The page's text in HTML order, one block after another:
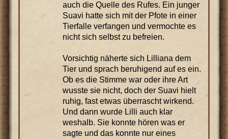
auch die Quelle des Rufes. Ein junger
Suavi hatte sich mit der Pfote in einer
Tierfalle verfangen und vermochte es
nicht sich selbst zu befreien.
Vorsichtig näherte sich Lilliana dem
Tier und sprach beruhigend auf es ein.
Ob es die Stimme war oder ihre Art
wusste sie nicht, doch der Suavi hielt
ruhig, fast etwas überrascht wirkend.
Und dann wurde Lilli auch klar
weshalb. Sie konnte hören was er
sagte und das konnte nur eines